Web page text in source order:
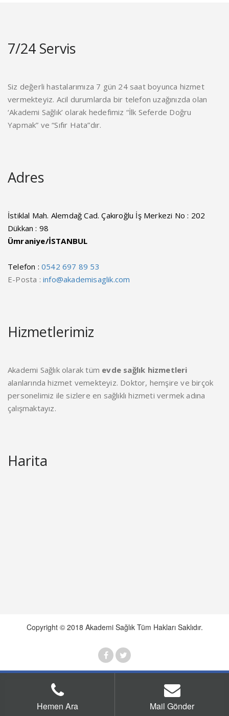
7/24 Servis
Siz değerli hastalarımıza 7 gün 24 saat boyunca hizmet
vermekteyiz. Acil durumlarda bir telefon uzağınızda olan
‘Akademi Sağlık’ olarak hedefimiz “İlk Seferde Doğru
Yapmak” ve “Sıfır Hata”dır.
Adres
İstiklal Mah. Alemdağ Cad. Çakıroğlu İş Merkezi No : 202
Dükkan : 98
Ümraniye/İSTANBUL
Telefon : 0542 697 89 53
E-Posta : info@akademisaglik.com
Hizmetlerimiz
Akademi Sağlık olarak tüm evde sağlık hizmetleri
alanlarında hizmet vemekteyiz. Doktor, hemşire ve birçok
personelimiz ile sizlere en sağlıklı hizmeti vermek adına
çalışmaktayız.
Harita
Copyright © 2018 Akademi Sağlık Tüm Hakları Saklıdır.
Hemen Ara Mail Gönder